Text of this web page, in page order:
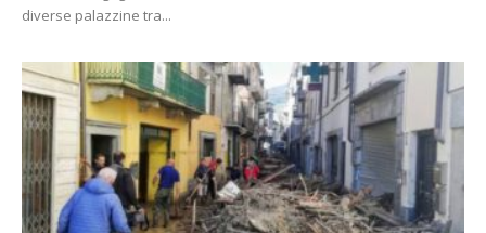
diverse palazzine tra...